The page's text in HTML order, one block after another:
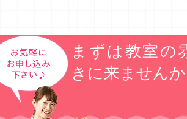
まずは教室の
きに来ませんか